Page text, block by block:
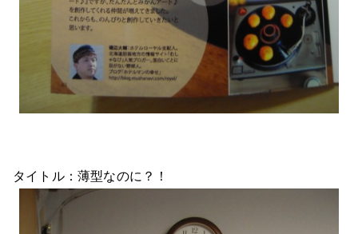
タイトル：薄型なのに？！